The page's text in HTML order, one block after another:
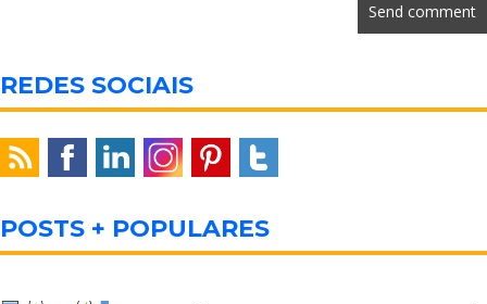
REDES SOCIAIS
POSTS + POPULARES